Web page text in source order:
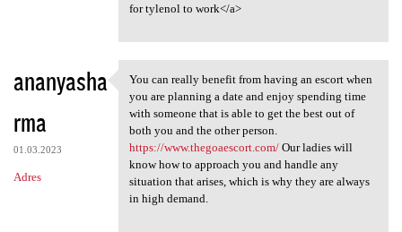
for tylenol to work</a>
ananyasha
rma
01.03.2023
Adres
You can really benefit from
You can really benefit from having an escort when
you are planning a date and enjoy spending time
with someone that is able to get the best out of
both you and the other person.
https://www.thegoaescort.com/Our ladies will
know how to approach you and handle any
situation that arises, which is why they are always
in high demand.